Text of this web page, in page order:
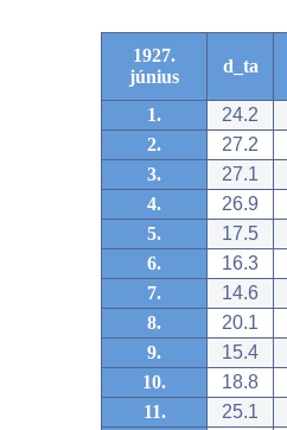
1927.
június
d_ta
1. 24.2
2.
27.2
3.
27.1
4.
26.9
5.
17.5
6.
16.3
7.
14.6
8.
20.1
9.
15.4
10.
18.8
11.
25.1